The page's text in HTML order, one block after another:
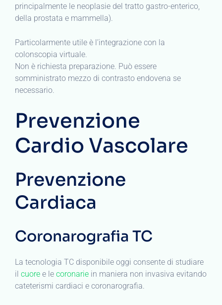
principalmente le neoplasie del tratto gastro-enterico,
della prostata e mammella).
Particolarmente utile è l’integrazione con la
colonscopia virtuale.
Non è richiesta preparazione. Può essere
somministrato mezzo di contrasto endovena se
necessario.
Prevenzione
Cardio Vascolare
Prevenzione
Cardiaca
Coronarografia TC
La tecnologia TC disponibile oggi consente di studiare
il cuore e le coronarie in maniera non invasiva evitando
cateterismi cardiaci e coronarografia.